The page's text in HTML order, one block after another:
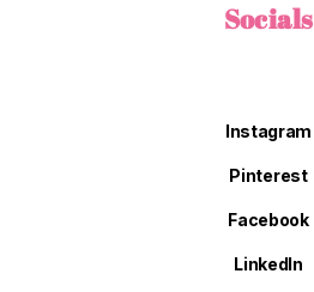
Socials
Instagram
Pinterest
Facebook
LinkedIn